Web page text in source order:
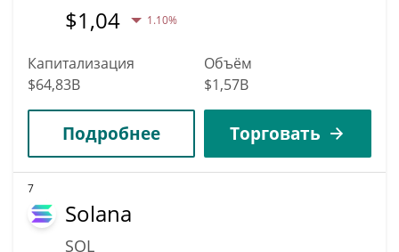
$1,04 1.10%
Капитализация
$64,83B
Объём
$1,57B
Подробнее Торговать
7
Solana
SOL